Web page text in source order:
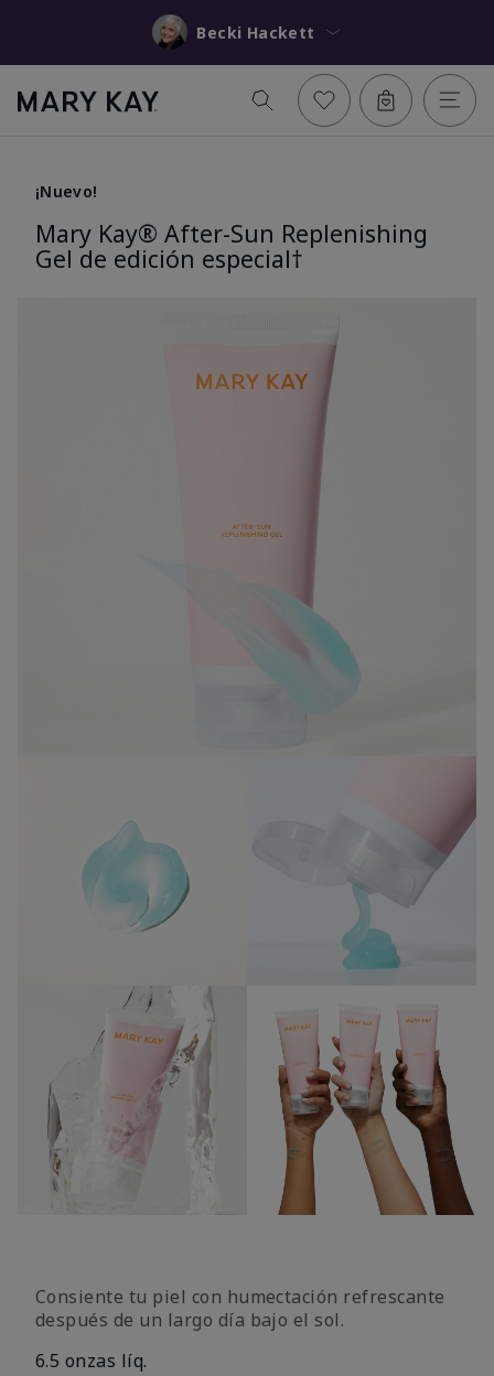
Becki Hackett
¡Nuevo!
Mary Kay® After-Sun Replenishing
Gel de edición especial†
Consiente tu piel con humectación refrescante
después de un largo día bajo el sol.
6.5 onzas líq.